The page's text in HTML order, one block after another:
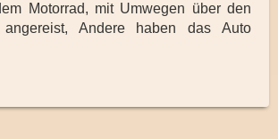
Motorrad, mit Umwegen über den
angereist, Andere haben das Auto